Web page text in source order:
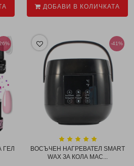
ДОБАВИ В КОЛИЧКАТА
ГЕЛ
-41%
ВОСЪЧЕН НАГРЕВАТЕЛ SMART
WAX ЗА КОЛА МАС...